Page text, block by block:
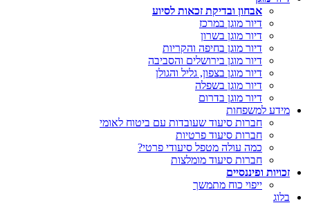
אבחון ובדיקת זכאות לסיוע
דיור מוגן במרכז
דיור מוגן בשרון
דיור מוגן בחיפה והקריות
דיור מוגן בירושלים והסביבה
דיור מוגן בצפון, גליל והגולן
דיור מוגן בשפלה
דיור מוגן בדרום
מידע למשפחות
חברות סיעוד שעובדות עם ביטוח לאומי
חברות סיעוד פרטיות
כמה עולה מטפל סיעודי פרטי?
חברות סיעוד מומלצות
זכויות ופיננסיים
ייפוי כוח מתמשך
בלוג